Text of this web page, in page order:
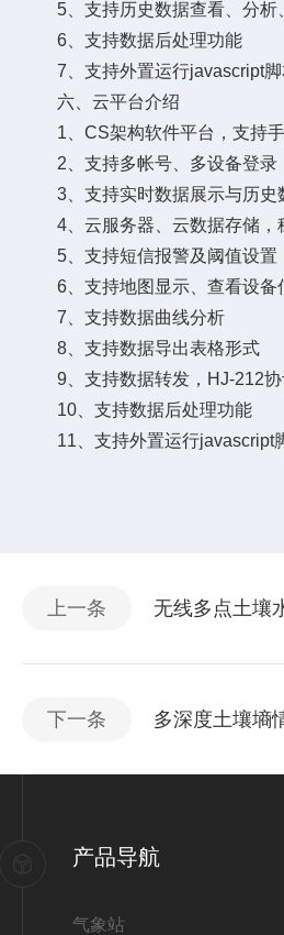
5、支持历史数据查看、分析
6、支持数据后处理功能
7、支持外置运行javascript脚
六、云平台介绍
1、CS架构软件平台，支持手
2、支持多帐号、多设备登录
3、支持实时数据展示与历史
4、云服务器、云数据存储，
5、支持短信报警及阈值设置
6、支持地图显示、查看设备
7、支持数据曲线分析
8、支持数据导出表格形式
9、支持数据转发，HJ-212协
10、支持数据后处理功能
11、支持外置运行javascript
上一条 无线多点土壤
下一条 多深度土壤墒
产品导航
气象站